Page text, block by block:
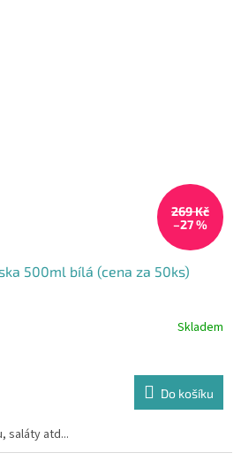
269 Kč
–27 %
500ml bílá (cena za 50ks)
Skladem
Do košíku
saláty atd...